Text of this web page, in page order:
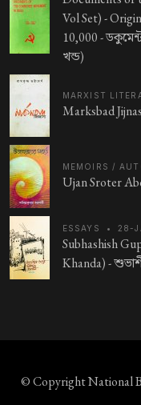
Vol Set) -
10,000 -
খন্ড)
MARXIST
Marksbad
MEMOIRS /
Ujan Sroter
ESSAYS • 28-
Subhashish
Khanda) -
© CopyrightNational